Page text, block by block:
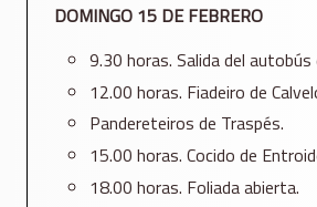
DOMINGO 15 DE FEBRERO
9.30 horas. Salida del autobús
12.00 horas. Fiadeiro de
Pandereteiros de Traspés.
15.00 horas. Cocido de
18.00 horas. Foliada abierta.